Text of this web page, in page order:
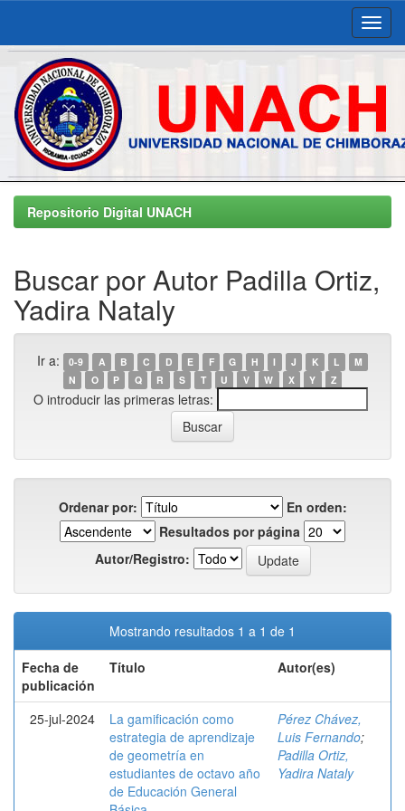
Skip
navigationRepositorio Digital UNACH
Buscar por Autor Padilla Ortiz,
Yadira Nataly
Ir a: 0-9 A B C D E F G H I J K L
M
N
O P Q R S T U V W X Y Z
O introducir las primeras letras:
Ordenar por:
En orden:
Resultados por página
Autor/Registro:
Mostrando resultados 1 a 1 de 1
Fecha de
publicación
Título Autor(es)
25-jul-2024
La gamificación como
estrategia de aprendizaje
de geometría en
estudiantes de octavo año
de Educación General
Pérez Chávez,
Luis Fernando;
Padilla Ortiz,
Yadira Nataly